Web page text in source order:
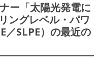
ー「太陽光発電に
ングレベル・パワ
／SLPE）の最近の